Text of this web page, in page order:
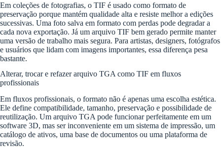
Em coleções de fotografias, o TIF é usado como formato de
preservação porque mantém qualidade alta e resiste melhor a edições
sucessivas. Uma foto salva em formato com perdas pode degradar a
cada nova exportação. Já um arquivo TIF bem gerado permite manter
uma versão de trabalho mais segura. Para artistas, designers, fotógrafos
e usuários que lidam com imagens importantes, essa diferença pesa
bastante.
Alterar, trocar e refazer arquivo TGA como TIF em fluxos
profissionais
Em fluxos profissionais, o formato não é apenas uma escolha estética.
Ele define compatibilidade, tamanho, preservação e possibilidade de
reutilização. Um arquivo TGA pode funcionar perfeitamente em um
software 3D, mas ser inconveniente em um sistema de impressão, um
catálogo de ativos, uma base de documentos ou uma plataforma de
revisão.